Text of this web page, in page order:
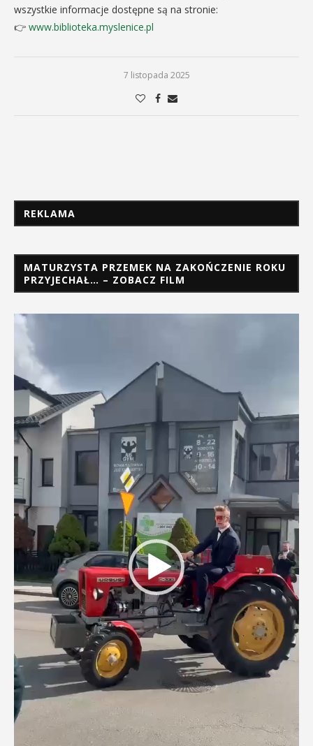
wszystkie informacje dostępne są na stronie:
👉 www.biblioteka.myslenice.pl
7 listopada 2025
REKLAMA
MATURZYSTA PRZEMEK NA ZAKOŃCZENIE ROKU
PRZYJECHAŁ… – ZOBACZ FILM
Odtwarzacz